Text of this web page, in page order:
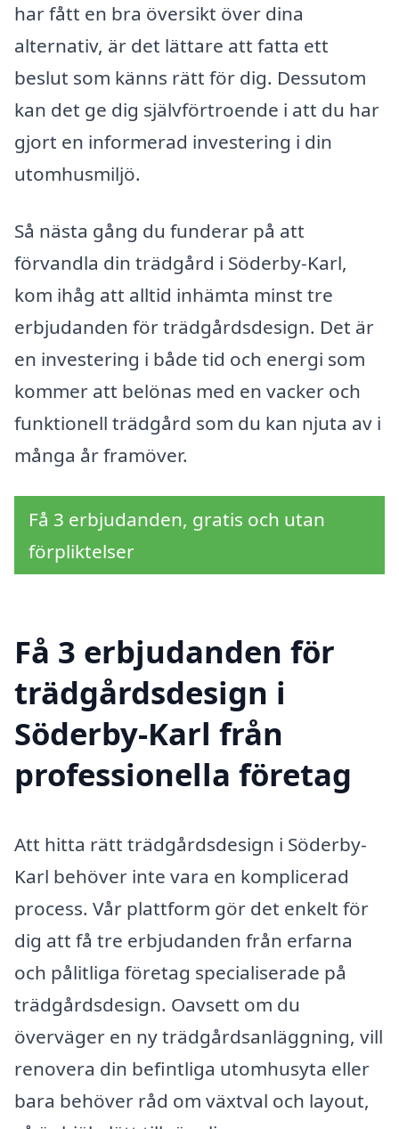
har fått en bra översikt över dina
alternativ, är det lättare att fatta ett
beslut som känns rätt för dig. Dessutom
kan det ge dig självförtroende i att du har
gjort en informerad investering i din
utomhusmiljö.
Så nästa gång du funderar på att
förvandla din trädgård i Söderby-Karl,
kom ihåg att alltid inhämta minst tre
erbjudanden för trädgårdsdesign. Det är
en investering i både tid och energi som
kommer att belönas med en vacker och
funktionell trädgård som du kan njuta av i
många år framöver.
Få 3 erbjudanden, gratis och utan
förpliktelser
Få 3 erbjudanden för
trädgårdsdesign i
Söderby-Karl från
professionella företag
Att hitta rätt trädgårdsdesign i Söderby-
Karl behöver inte vara en komplicerad
process. Vår plattform gör det enkelt för
dig att få tre erbjudanden från erfarna
och pålitliga företag specialiserade på
trädgårdsdesign. Oavsett om du
överväger en ny trädgårdsanläggning, vill
renovera din befintliga utomhusyta eller
bara behöver råd om växtval och layout,